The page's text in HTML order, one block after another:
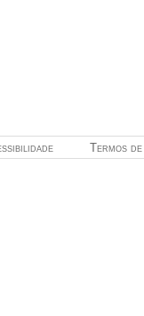
Termos